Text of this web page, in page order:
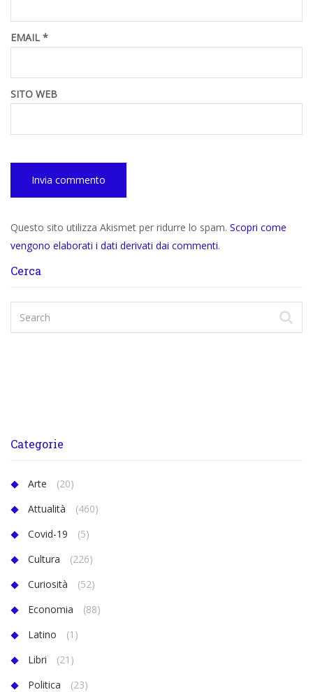
EMAIL *
SITO WEB
Questo sito utilizza Akismet per ridurre lo spam. Scopri come
vengono elaborati i dati derivati dai commenti.
Cerca
Categorie
Arte
(20)
Attualità
(460)
Covid-19
(5)
Cultura
(226)
Curiosità
(52)
Economia
(88)
Latino
(1)
Libri
(21)
Politica
(23)